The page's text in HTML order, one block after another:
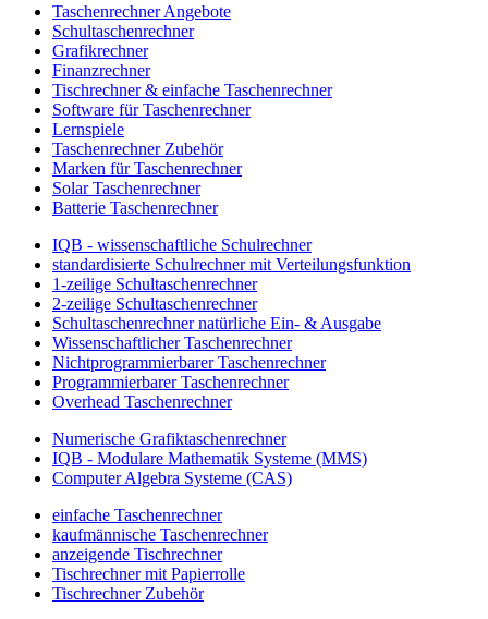
Taschenrechner Angebote
Schultaschenrechner
Grafikrechner
Finanzrechner
Tischrechner & einfache Taschenrechner
Software für Taschenrechner
Lernspiele
Taschenrechner Zubehör
Marken für Taschenrechner
Solar Taschenrechner
Batterie Taschenrechner
IQB - wissenschaftliche Schulrechner
standardisierte Schulrechner mit Verteilungsfunktion
1-zeilige Schultaschenrechner
2-zeilige Schultaschenrechner
Schultaschenrechner natürliche Ein- & Ausgabe
Wissenschaftlicher Taschenrechner
Nichtprogrammierbarer Taschenrechner
Programmierbarer Taschenrechner
Overhead Taschenrechner
Numerische Grafiktaschenrechner
IQB - Modulare Mathematik Systeme (MMS)
Computer Algebra Systeme (CAS)
einfache Taschenrechner
kaufmännische Taschenrechner
anzeigende Tischrechner
Tischrechner mit Papierrolle
Tischrechner Zubehör